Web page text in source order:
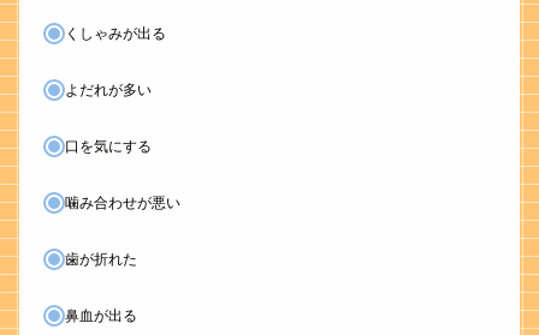
くしゃみが出る
よだれが多い
口を気にする
噛み合わせが悪い
歯が折れた
鼻血が出る